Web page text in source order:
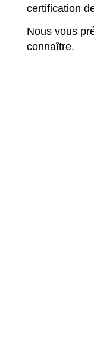
certification
Nous vous
connaître.